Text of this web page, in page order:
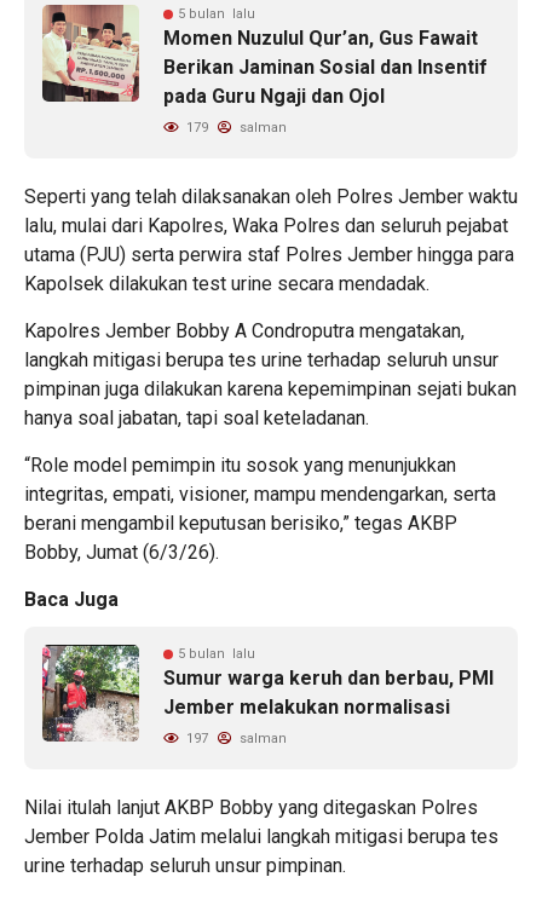
5 bulan lalu
Momen Nuzulul Qur’an, Gus Fawait
Berikan Jaminan Sosial dan Insentif
pada Guru Ngaji dan Ojol
179 salman
Seperti yang telah dilaksanakan oleh Polres Jember waktu
lalu, mulai dari Kapolres, Waka Polres dan seluruh pejabat
utama (PJU) serta perwira staf Polres Jember hingga para
Kapolsek dilakukan test urine secara mendadak.
Kapolres Jember Bobby A Condroputra mengatakan,
langkah mitigasi berupa tes urine terhadap seluruh unsur
pimpinan juga dilakukan karena kepemimpinan sejati bukan
hanya soal jabatan, tapi soal keteladanan.
“Role model pemimpin itu sosok yang menunjukkan
integritas, empati, visioner, mampu mendengarkan, serta
berani mengambil keputusan berisiko,” tegas AKBP
Bobby, Jumat (6/3/26).
Baca Juga
5 bulan lalu
Sumur warga keruh dan berbau, PMI
Jember melakukan normalisasi
197 salman
Nilai itulah lanjut AKBP Bobby yang ditegaskan Polres
Jember Polda Jatim melalui langkah mitigasi berupa tes
urine terhadap seluruh unsur pimpinan.